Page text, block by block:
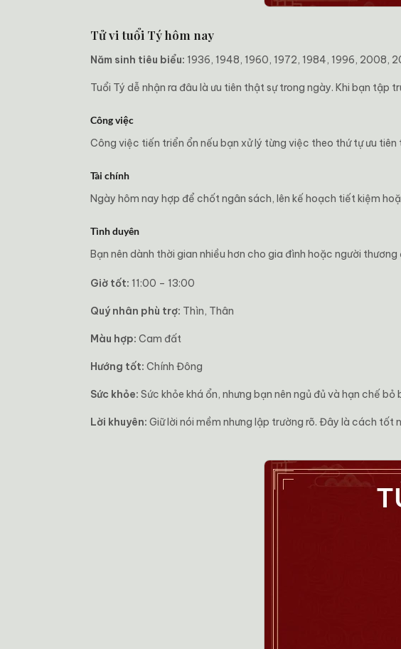
Tử vi tuổi Tý hôm nay
Năm sinh tiêu biểu: 1936, 1948, 1960, 1972, 1984, 1996, 2008,
Tuổi Tý dễ nhận ra đâu là ưu tiên thật sự trong ngày. Khi bạn
Công việc
Công việc tiến triển ổn nếu bạn xử lý từng việc theo thứ tự ưu
Tài chính
Ngày hôm nay hợp để chốt ngân sách, lên kế hoạch tiết kiệm
Tình duyên
Bạn nên dành thời gian nhiều hơn cho gia đình hoặc người
Giờ tốt: 11:00 – 13:00
Quý nhân phù trợ: Thìn, Thân
Màu hợp: Cam đất
Hướng tốt: Chính Đông
Sức khỏe: Sức khỏe khá ổn, nhưng bạn nên ngủ đủ và hạn chế
Lời khuyên: Giữ lời nói mềm nhưng lập trường rõ. Đây là cách tốt